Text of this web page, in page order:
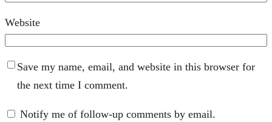
Website
Save my name, email, and website in this browser for
the next time I comment.
Notify me of follow-up comments by email.